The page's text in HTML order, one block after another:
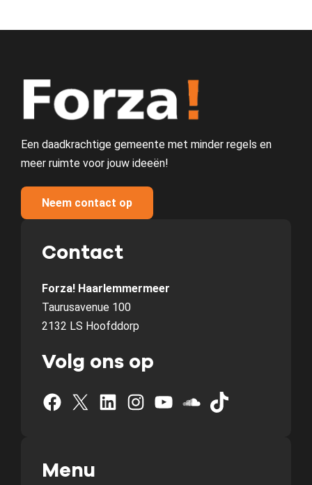
Een daadkrachtige gemeente met minder regels en
meer ruimte voor jouw ideeën!
Neem contact op
Contact
Forza! Haarlemmermeer
Taurusavenue 100
2132 LS Hoofddorp
Volg ons op
Facebook X LinkedIn Instagram YouTube SoundCloud TikTok
Menu